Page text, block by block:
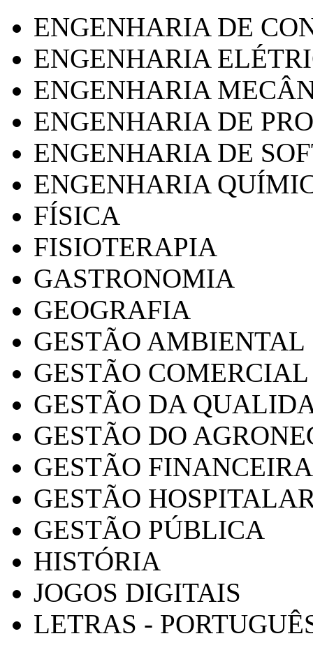
ENGENHARIA DE
ENGENHARIA
ENGENHARIA
ENGENHARIA DE
ENGENHARIA DE
ENGENHARIA
FÍSICA
FISIOTERAPIA
GASTRONOMIA
GEOGRAFIA
GESTÃO AMBIENTAL
GESTÃO COMERCIAL
GESTÃO DA
GESTÃO DO
GESTÃO FINANCEIRA
GESTÃO
GESTÃO PÚBLICA
HISTÓRIA
JOGOS DIGITAIS
LETRAS -